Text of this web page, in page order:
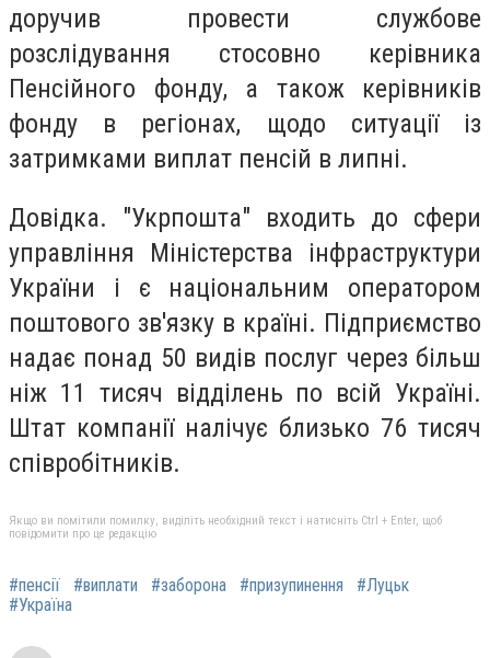
доручив провести службове
розслідування стосовно керівника
Пенсійного фонду, а також керівників
фонду в регіонах, щодо ситуації із
затримками виплат пенсій в липні.
Довідка. "Укрпошта" входить до сфери
управління Міністерства інфраструктури
України і є національним оператором
поштового зв'язку в країні. Підприємство
надає понад 50 видів послуг через більш
ніж 11 тисяч відділень по всій Україні.
Штат компанії налічує близько 76 тисяч
співробітників.
Якщо ви помітили помилку, виділіть необхідний текст і натисніть Ctrl + Enter, щоб
повідомити про це редакцію
#пенсії #виплати #заборона #призупинення
#Луцьк
#Україна